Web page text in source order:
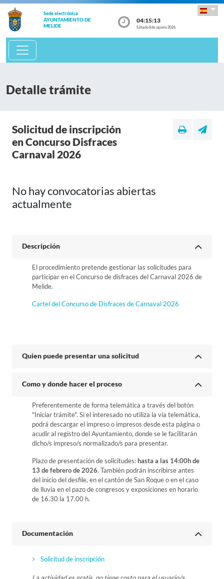
Sede electrónica
AYUNTAMIENTO DE
MELIDE
04:15:13
Sábado 8 de agosto 2026
Detalle trámite
Solicitud de inscripción
en Concurso Disfraces
Carnaval 2026
No hay convocatorias abiertas
actualmente
Descripción
El procedimiento pretende gestionar las solicitudes para
participar en el Concurso de disfraces del Carnaval 2026 de
Melide.
Cartel del Concurso de Disfraces de Carnaval 2026
Quien puede presentar una solicitud
Como y donde hacer el proceso
Preferentemente de forma telemática a través del botón
"Iniciar trámite". Si el interesado no utiliza la vía telemática,
podrá descargar el impreso o impresos desde esta página o
acudir al registro del Ayuntamiento, donde se le facilitarán
dicho/s impreso/s normalizado/s para presentar.
Plazo de presentación de solicitudes:hasta a las 14:00h de
13 de febrero de 2026. También podrán inscribirse antes
del inicio del desfile, en el cantón de San Roque o en el caso
de lluvia en el pazo de congresos y exposiciones en horario
de 16.30 la 17.00 h.
Documentación
Solicitud de inscripción